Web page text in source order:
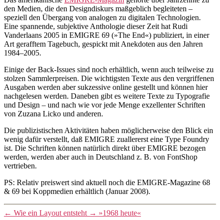
den Medien, die den Designdiskurs maßgeblich begleiteten –
speziell den Übergang von analogen zu digitalen Technologien.
Eine spannende, subjektive Anthologie dieser Zeit hat Rudi
Vanderlaans 2005 in EMIGRE 69 (»The End«) publiziert, in einer
Art gerafftem Tagebuch, gespickt mit Anekdoten aus den Jahren
1984–2005.
Einige der Back-Issues sind noch erhältlich, wenn auch teilweise zu
stolzen Sammlerpreisen. Die wichtigsten Texte aus den vergriffenen
Ausgaben werden aber sukzessive online gestellt und können hier
nachgelesen werden. Daneben gibt es weitere Texte zu Typografie
und Design – und nach wie vor jede Menge exzellenter Schriften
von Zuzana Licko und anderen.
Die publizistischen Aktivitäten haben möglicherweise den Blick ein
wenig dafür verstellt, daß EMIGRE zuallererst eine Type Foundry
ist. Die Schriften können natürlich direkt über EMIGRE bezogen
werden, werden aber auch in Deutschland z. B. von FontShop
vertrieben.
PS: Relativ preiswert sind aktuell noch die EMIGRE-Magazine 68
& 69 bei Koppmedien erhältlich (Januar 2008).
← Wie ein Layout entsteht → »1968 heute«